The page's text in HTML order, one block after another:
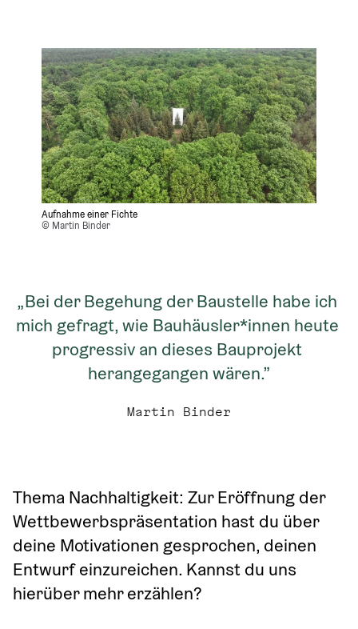
Aufnahme einer Fichte
© Martin Binder
„Bei der Begehung der Baustelle habe ich
mich gefragt, wie Bauhäusler*innen heute
progressiv an dieses Bauprojekt
herangegangen wären.”
Martin Binder
Thema Nachhaltigkeit: Zur Eröffnung der
Wettbewerbspräsentation hast du über
deine Motivationen gesprochen, deinen
Entwurf einzureichen. Kannst du uns
hierüber mehr erzählen?